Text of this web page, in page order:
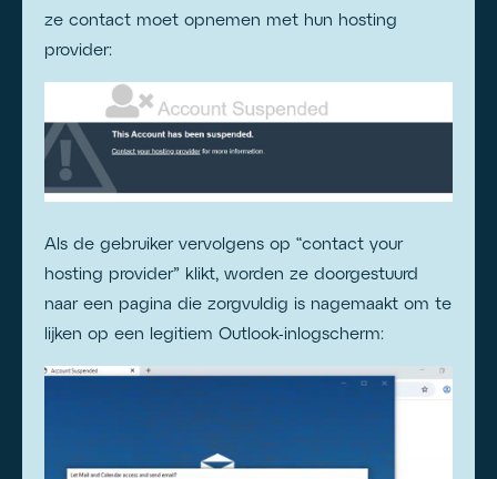
ze contact moet opnemen met hun hosting
provider:
Als de gebruiker vervolgens op “contact your
hosting provider” klikt, worden ze doorgestuurd
naar een pagina die zorgvuldig is nagemaakt om te
lijken op een legitiem Outlook-inlogscherm: